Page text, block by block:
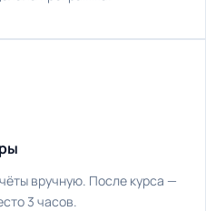
вручную. После курса —
3 часов.